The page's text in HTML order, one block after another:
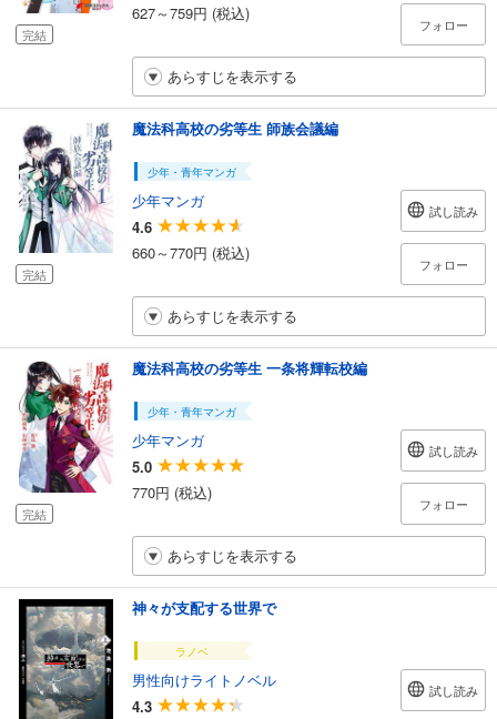
完結
627～759円 (税込)
フォロー
あらすじを表示する
完結
魔法科高校の劣等生 師族会議編
少年・青年マンガ
少年マンガ
4.6
660～770円 (税込)
試し読み
フォロー
あらすじを表示する
完結
魔法科高校の劣等生 一条将輝転校編
少年・青年マンガ
少年マンガ
5.0
770円 (税込)
試し読み
フォロー
あらすじを表示する
神々が支配する世界で
ラノベ
男性向けライトノベル
4.3
試し読み